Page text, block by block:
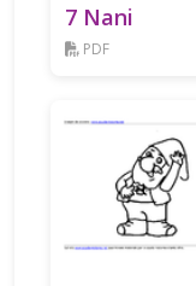
7 Nani
PDF